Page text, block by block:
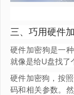
三、巧用硬件
硬件加密狗是一
就像是给U盘找了
硬件加密狗，按
码和相关参数。